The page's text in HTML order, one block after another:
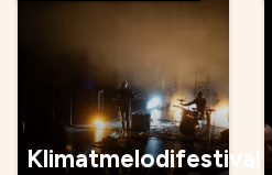
Klimatmelodifestival